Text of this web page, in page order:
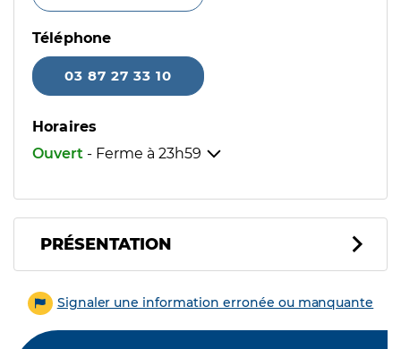
Téléphone
03 87 27 33 10
Horaires
Ouvert - Ferme à 23h59
PRÉSENTATION
Signaler une information erronée ou manquante